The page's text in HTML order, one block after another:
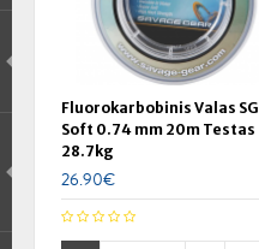
Fluorokarbobinis Valas SG
Soft 0.74 mm 20m Testas
28.7kg
26.90€